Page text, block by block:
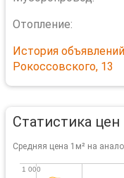
Отопление:
История
Рокоссовского, 13
Статистика цен
Средняя цена 1м² на
1 000
1 000